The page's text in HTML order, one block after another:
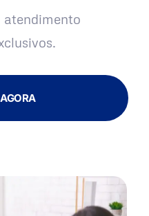
atendimento